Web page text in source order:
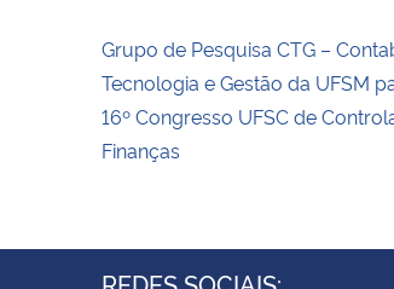
Grupo de Pesquisa CTG –
Tecnologia e Gestão da UFSM
16º Congresso UFSC de
Finanças